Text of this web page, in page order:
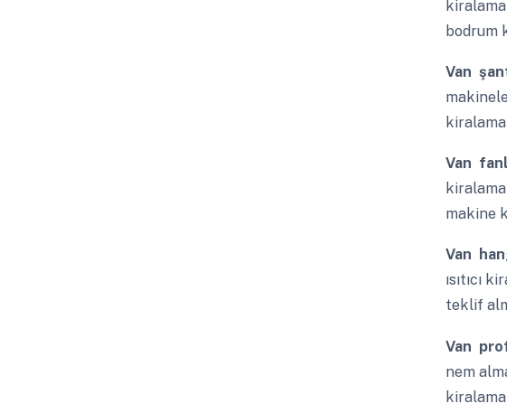
kiralama
bodrum
Van
Van
makine
Van
ısıtıcı
teklif
Van
nem